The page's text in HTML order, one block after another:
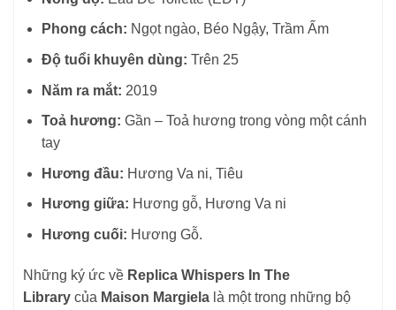
Phong cách: Ngọt ngào, Béo Ngậy, Trầm Ấm
Độ tuổi khuyên dùng: Trên 25
Năm ra mắt: 2019
Toả hương: Gần – Toả hương trong vòng một cánh
tay
Hương đầu: Hương Va ni, Tiêu
Hương giữa: Hương gỗ, Hương Va ni
Hương cuối: Hương Gỗ.
Những ký ức về Replica Whispers In The
Library của Maison Margiela là một trong những bộ